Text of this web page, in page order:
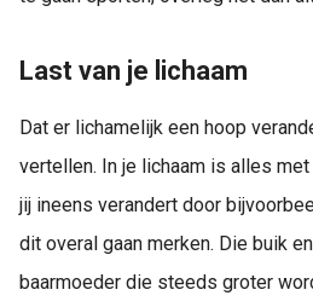
Last van je lichaam
Dat er lichamelijk een hoop
vertellen. In je lichaam is alles
jij ineens verandert door
dit overal gaan merken. Die buik
baarmoeder die steeds groter